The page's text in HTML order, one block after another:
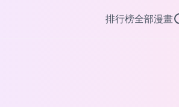
排行榜全部漫畫